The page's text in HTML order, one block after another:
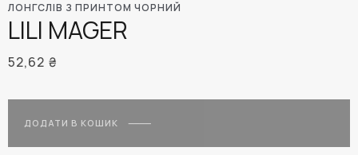
ЛОНГСЛІВ З ПРИНТОМ ЧОРНИЙ
LILI MAGER
52,62 ₴
ДОДАТИ В КОШИК